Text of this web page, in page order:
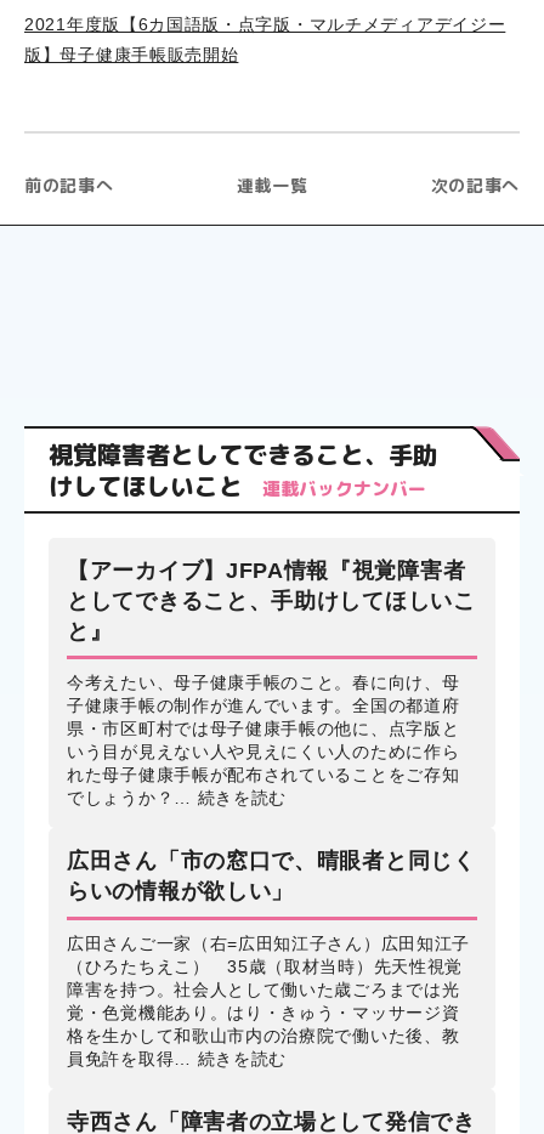
2021年度版【6カ国語版・点字版・マルチメディアデイジー
版】母子健康手帳販売開始
前の記事へ 連載一覧 次の記事へ
視覚障害者としてできること、手助
けしてほしいこと
連載バックナンバー
【アーカイブ】JFPA情報『視覚障害者
としてできること、手助けしてほしいこ
と』
今考えたい、母子健康手帳のこと。春に向け、母
子健康手帳の制作が進んでいます。全国の都道府
県・市区町村では母子健康手帳の他に、点字版と
いう目が見えない人や見えにくい人のために作ら
れた母子健康手帳が配布されていることをご存知
でしょうか？… 続きを読む
広田さん「市の窓口で、晴眼者と同じく
らいの情報が欲しい」
広田さんご一家（右=広田知江子さん）広田知江子
（ひろたちえこ） 35歳（取材当時）先天性視覚
障害を持つ。社会人として働いた歳ごろまでは光
覚・色覚機能あり。はり・きゅう・マッサージ資
格を生かして和歌山市内の治療院で働いた後、教
員免許を取得… 続きを読む
寺西さん「障害者の立場として発信でき